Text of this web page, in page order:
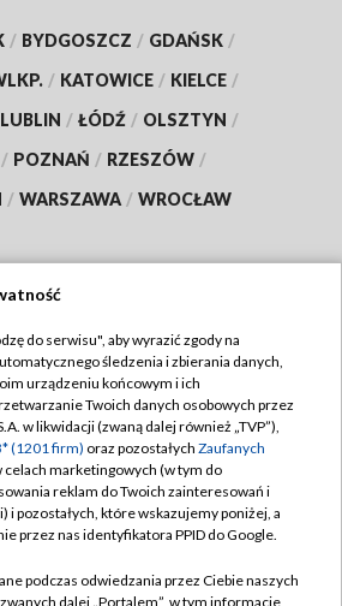
/ BYDGOSZCZ / GDAŃSK /
/ KATOWICE / KIELCE /
LUBLIN / ŁÓDŹ / OLSZTYN /
/ POZNAŃ / RZESZÓW /
/ WARSZAWA / WROCŁAW
TVP
TVP
Cyfrowa
Regulamin TVP
prywatności
Moje zgody
Pomoc
do serwisu", aby wyrazić zgody na
śledzenia i zbierania danych,
urządzeniu końcowym i ich
Twoich danych osobowych przez
w likwidacji (zwaną dalej również „TVP”),
(1201 firm) oraz pozostałych Zaufanych
celach marketingowych (w tym do
reklam do Twoich zainteresowań i
i pozostałych, które wskazujemy poniżej, a
przez nas identyfikatora PPID do Google.
podczas odwiedzania przez Ciebie naszych
zwanych dalej „Portalem”, w tym informacje